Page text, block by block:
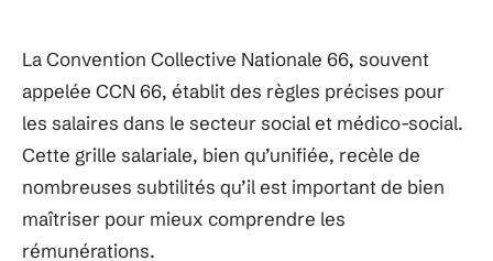
La Convention Collective Nationale 66, souvent
appelée CCN 66, établit des règles précises pour
les salaires dans le secteur social et médico-social.
Cette grille salariale, bien qu’unifiée, recèle de
nombreuses subtilités qu’il est important de bien
maîtriser pour mieux comprendre les
rémunérations.